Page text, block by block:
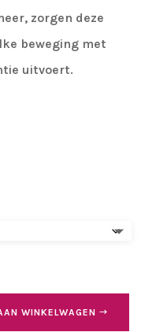
zorgen deze
beweging met
uitvoert.
WINKELWAGEN